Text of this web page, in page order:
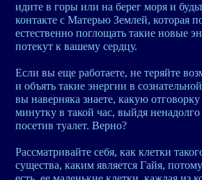
идите в горы или на берег моря и
контакте с Матерью Землей, которая
естественно поглощать такие новые
потекут к вашему сердцу.
Если вы еще работаете, не теряйте
и объять такие энергии в
вы наверняка знаете, какую
минутку в такой час, выйдя ненадолго
посетив туалет. Верно?
Рассматривайте себя, как клетки
существа, каким является Гайя,